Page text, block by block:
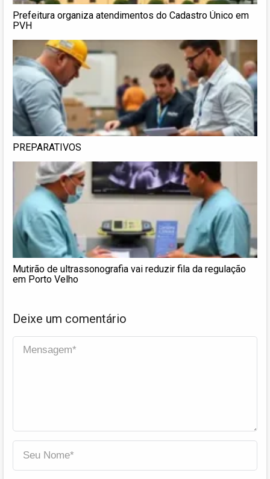
Prefeitura organiza atendimentos do Cadastro Único em
PVH
PREPARATIVOS
Mutirão de ultrassonografia vai reduzir fila da regulação
em Porto Velho
Deixe um comentário